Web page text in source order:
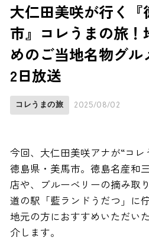
大仁田美咲が行く『
市』コレうまの旅
めのご当地名物グル
2日放送
コレうまの旅 2025/08/02
今回、大仁田美咲アナが“コ
徳島県・美馬市。徳島名産和
店や、ブルーベリーの摘み取
道の駅「藍ランドうだつ」に
地元の方におすすめいただい
介します。